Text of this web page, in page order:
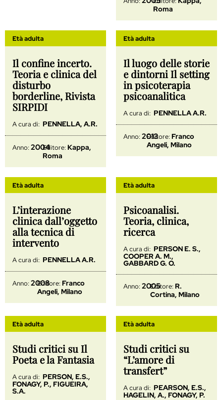
Roma
Età adulta
Il confine incerto.
Teoria e clinica del
disturbo
borderline, Rivista
SIRPIDI
A cura di: PENNELLA, A.R.
Anno:2004Editore:Kappa,
Roma
Età adulta
Il luogo delle storie
e dintorni Il setting
in psicoterapia
psicoanalitica
A cura di: PENNELLA A.R.
Anno:2013
Editore:Franco
Angeli, Milano
Età adulta
L’interazione
clinica dall’oggetto
alla tecnica di
intervento
A cura di: PENNELLA A.R.
Anno:2008
Editore:Franco
Angeli, Milano
Età adulta
Psicoanalisi.
Teoria, clinica,
ricerca
A cura di: PERSON E. S.,
COOPER A. M.,
GABBARD G. O.
Anno:2005
Editore:R.
Cortina, Milano
Età adulta
Studi critici su Il
Poeta e la Fantasia
A cura di: PERSON, E.S.,
FONAGY, P., FIGUEIRA,
S.A.
Età adulta
Studi critici su
“L’amore di
transfert”
A cura di: PEARSON, E.S.,
HAGELIN, A., FONAGY, P.